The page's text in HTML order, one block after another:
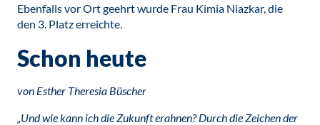
Ebenfalls vor Ort geehrt wurde Frau Kimia Niazkar, die
den 3. Platz erreichte.
Schon heute
von Esther Theresia Büscher
„Und wie kann ich die Zukunft erahnen? Durch die Zeichen der